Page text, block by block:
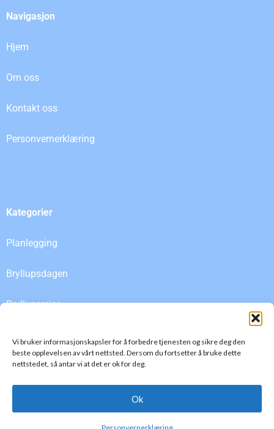
Vi bruker informasjonskapsler for å forbedre tjenesten og sikre deg den
beste opplevelsen av vårt nettsted. Dersom du fortsetter å bruke dette
nettstedet, så antar vi at det er ok for deg.
Ok
Navigasjon
Hjem
Om oss
Kontakt oss
Personvernerklæring
Kategorier
Planlegging
Bryllupsdagen
Bryllupsreise
Bryllupsdager
©2020 Bryllupsplanen – Planlegg ditt bryllup